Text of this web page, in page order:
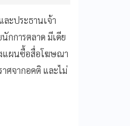
ละประธานเจ้า
กการตลาด มีเดีย
แผนซื้อสื่อโฆษณา
ศจากอคติ และไม่